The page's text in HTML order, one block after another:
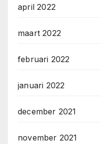
april 2022
maart 2022
februari 2022
januari 2022
december 2021
november 2021